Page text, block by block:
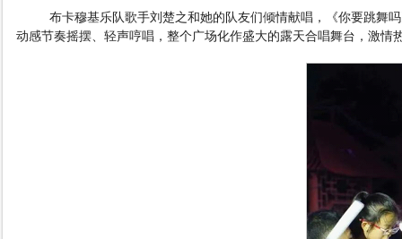
布卡穆基乐队歌手刘楚之和她的队友们倾情献唱，《你要跳舞
动感节奏摇摆、轻声哼唱，整个广场化作盛大的露天合唱舞台，激情